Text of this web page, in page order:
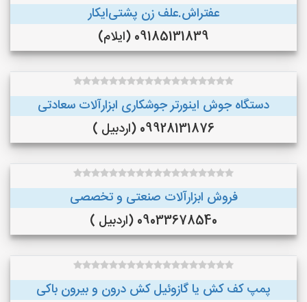
عفتراش.علف زن پشتی‌ایکار
09185131839 (ایلام)
دستگاه جوش اینورتر جوشکاری ابزارآلات سعادتی
09928131876 (اردبیل )
فروش ابزارآلات صنعتی و تخصصی
09033678540 (اردبیل )
پمپ کف کش یا گازوئیل کش درون و بیرون باکی